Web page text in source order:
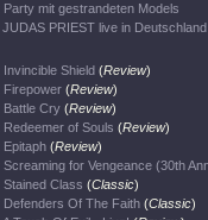
Party mit gestrandeten Models
JUDAS PRIEST live in Deutschland
Invincible Shield (Review)
Firepower (Review)
Battle Cry (Review)
Redeemer of Souls (Review)
Epitaph (Review)
Screaming for Vengeance (30th
Stained Class (Classic)
Defenders Of The Faith (Classic)